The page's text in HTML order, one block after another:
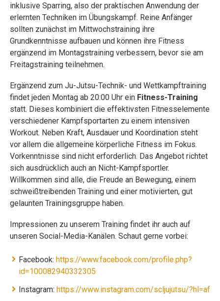
inklusive Sparring, also der praktischen Anwendung der
erlernten Techniken im Übungskampf. Reine Anfänger
sollten zunächst im Mittwochstraining ihre
Grundkenntnisse aufbauen und können ihre Fitness
ergänzend im Montagstraining verbessern, bevor sie am
Freitagstraining teilnehmen.
Ergänzend zum Ju-Jutsu-Technik- und Wettkampftraining
findet jeden Montag ab 20:00 Uhr ein Fitness-Training
statt. Dieses kombiniert die effektivsten Fitnesselemente
verschiedener Kampfsportarten zu einem intensiven
Workout. Neben Kraft, Ausdauer und Koordination steht
vor allem die allgemeine körperliche Fitness im Fokus.
Vorkenntnisse sind nicht erforderlich. Das Angebot richtet
sich ausdrücklich auch an Nicht-Kampfsportler.
Willkommen sind alle, die Freude an Bewegung, einem
schweißtreibenden Training und einer motivierten, gut
gelaunten Trainingsgruppe haben.
Impressionen zu unserem Training findet ihr auch auf
unseren Social-Media-Kanälen. Schaut gerne vorbei:
Facebook: https://www.facebook.com/profile.php?
id=100082940332305
Instagram: https://www.instagram.com/scljujutsu/?hl=af